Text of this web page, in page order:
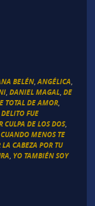
BELÉN, ANGÉLICA
, DANIEL MAGAL, DE
TOTAL DE AMOR,
FUE
CULPA DE LOS DOS,
CUANDO MENOS TE
LA CABEZA POR TU
YO TAMBIÉN SOY